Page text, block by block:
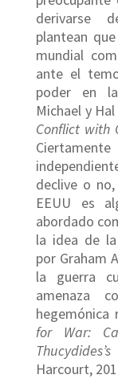
derivarse
plantean
mundial
ante el
poder en
Michael y
Conflict with
declive o
EEUU es
abordado
la idea de
por Graham
la guerra
amenaza
hegemónica
for War:
Harcourt,